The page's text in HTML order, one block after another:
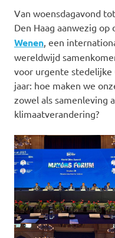
Van woensdagavond
Den Haag aanwezig op
Wenen, een
wereldwijd
voor urgente stedelijke
jaar: hoe maken we
zowel als samenleving
klimaatverandering?